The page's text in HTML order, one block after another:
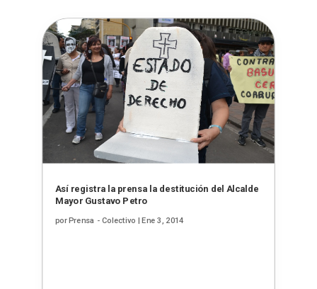
Así registra la prensa la destitución del Alcalde
Mayor Gustavo Petro
porPrensa - Colectivo | Ene 3, 2014